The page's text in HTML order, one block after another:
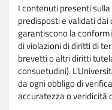
I contenuti presenti
predisposti e validati dai
garantiscono la
di violazioni di diritti di
brevetti o altri diritti
consuetudini).
da ogni obbligo di
accuratezza o veridicità